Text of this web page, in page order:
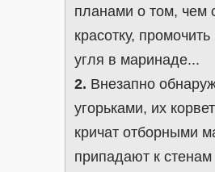
планами о том, чем
красотку,
угля в маринаде...
2. Внезапно
угорьками, их
кричат отборными
припадают к